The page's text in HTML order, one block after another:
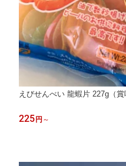
えびせんべい 龍蝦片 227g（
225 円 ～